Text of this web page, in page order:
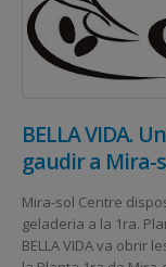
BELLA VIDA.
gaudir a Mira-
Mira-sol Centre
geladeria a la 1ra.
BELLA VIDA va obrir